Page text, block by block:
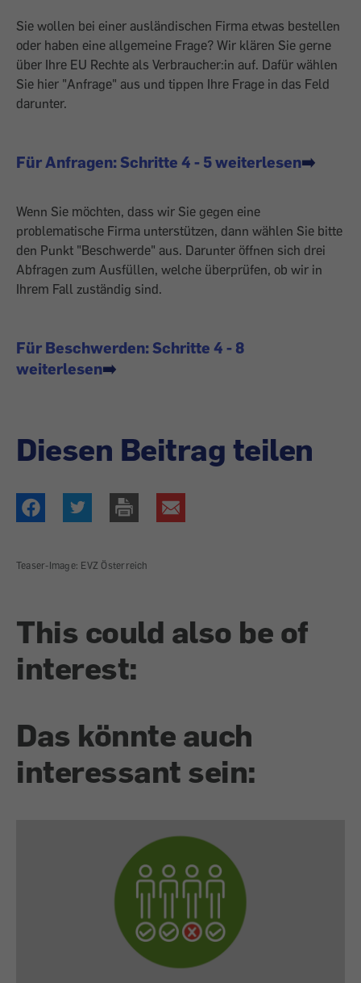
Sie wollen bei einer ausländischen Firma etwas bestellen
oder haben eine allgemeine Frage? Wir klären Sie gerne
über Ihre EU Rechte als Verbraucher:in auf. Dafür wählen
Sie hier "Anfrage" aus und tippen Ihre Frage in das Feld
darunter.
Für Anfragen: Schritte 4 - 5 weiterlesen➡️
Wenn Sie möchten, dass wir Sie gegen eine
problematische Firma unterstützen, dann wählen Sie bitte
den Punkt "Beschwerde" aus. Darunter öffnen sich drei
Abfragen zum Ausfüllen, welche überprüfen, ob wir in
Ihrem Fall zuständig sind.
Für Beschwerden: Schritte 4 - 8
weiterlesen➡️
Diesen Beitrag teilen
Teaser-Image: EVZ Österreich
This could also be of
interest:
Das könnte auch
interessant sein: